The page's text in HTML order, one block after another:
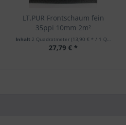
LT.PUR Frontschaum fein
35ppi 10mm 2m²
Inhalt 2 Quadratmeter (13,90 € * / 1 Quadratmeter)
27,79 € *